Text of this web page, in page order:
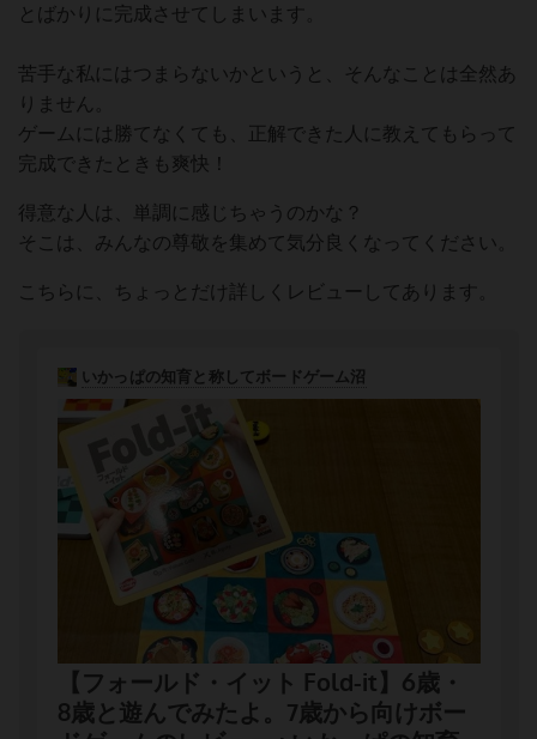
とばかりに完成させてしまいます。
苦手な私にはつまらないかというと、そんなことは全然あ
りません。
ゲームには勝てなくても、正解できた人に教えてもらって
完成できたときも爽快！
得意な人は、単調に感じちゃうのかな？
そこは、みんなの尊敬を集めて気分良くなってください。
こちらに、ちょっとだけ詳しくレビューしてあります。